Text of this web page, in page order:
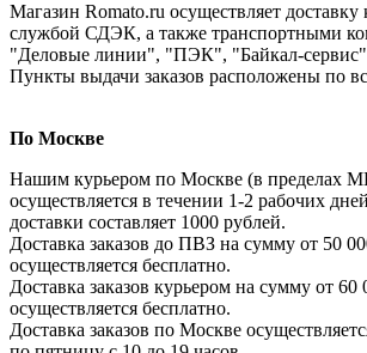
Магазин Romato.ru осуществляет доставку
службой СДЭК, а также транспортными
"Деловые линии", "ПЭК", "Байкал-
Пункты выдачи заказов расположены по
По Москве
Нашим курьером по Москве (в пределах
осуществляется в течении 1-2 рабочих
доставки составляет 1000 рублей.
Доставка заказов до ПВЗ на сумму от 50
осуществляется бесплатно.
Доставка заказов курьером на сумму от 60
осуществляется бесплатно.
Доставка заказов по Москве